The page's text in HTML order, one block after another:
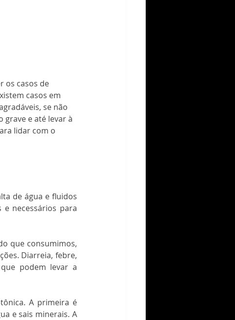
casos em
se não
e até levar à
lidar com o
de água e fluidos
e necessários para
que consumimos,
Diarreia, febre,
podem levar a
A primeira é
e sais minerais. A